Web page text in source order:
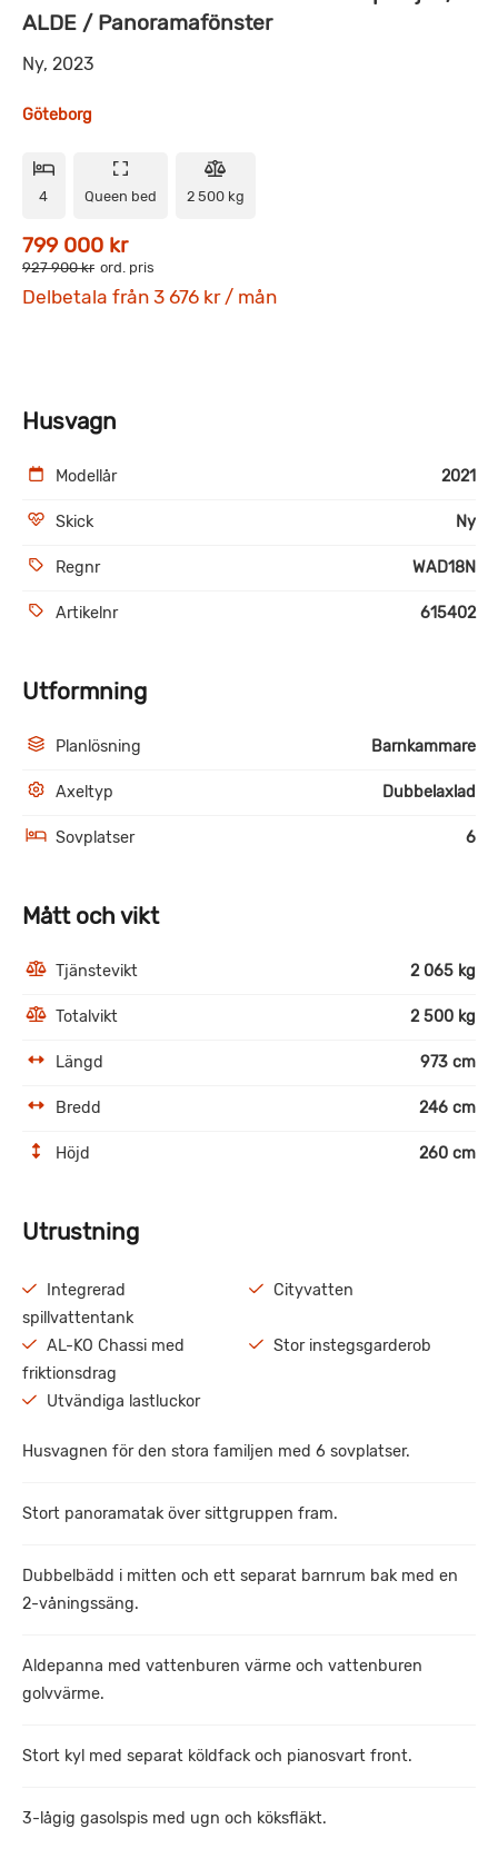
ALDE / Panoramafönster
Ny, 2023
Göteborg
4 Queen bed 2 500 kg
799 000 kr
927 900 kr ord. pris
Delbetala från 3 676 kr / mån
Husvagn
Modellår 2021
Skick Ny
Regnr WAD18N
Artikelnr 615402
Utformning
Planlösning Barnkammare
Axeltyp Dubbelaxlad
Sovplatser 6
Mått och vikt
Tjänstevikt 2 065 kg
Totalvikt 2 500 kg
Längd 973 cm
Bredd 246 cm
Höjd 260 cm
Utrustning
Integrerad
spillvattentank
Cityvatten
AL-KO Chassi med
friktionsdrag
Stor instegsgarderob
Utvändiga lastluckor
Husvagnen för den stora familjen med 6 sovplatser.
Stort panoramatak över sittgruppen fram.
Dubbelbädd i mitten och ett separat barnrum bak med en
2-våningssäng.
Aldepanna med vattenburen värme och vattenburen
golvvärme.
Stort kyl med separat köldfack och pianosvart front.
3-lågig gasolspis med ugn och köksfläkt.